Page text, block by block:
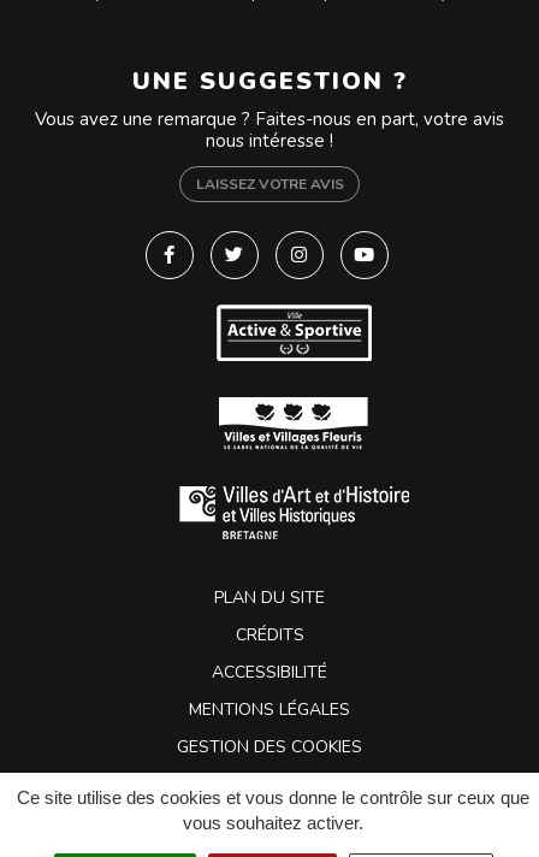
Ce site utilise des cookies et vous donne le contrôle sur ceux que
vous souhaitez activer.
UNE SUGGESTION ?
Vous avez une remarque ? Faites-nous en part, votre avis
nous intéresse !
LAISSEZ VOTRE AVIS
Lien vers le compte Facebook
Lien vers le compte Twitter
Lien vers le compte
Lien vers la chaîne
PLAN DU SITE
CRÉDITS
ACCESSIBILITÉ
MENTIONS LÉGALES
GESTION DES COOKIES